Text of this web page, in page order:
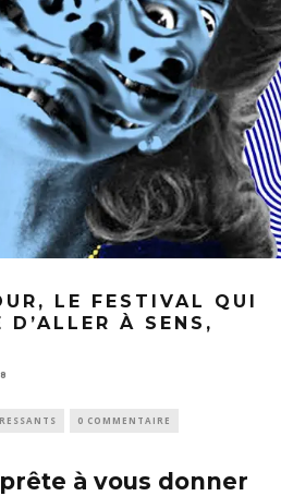
LE FESTIVAL QUI
D’ALLER À SENS,
0 COMMENTAIRE
à vous donner